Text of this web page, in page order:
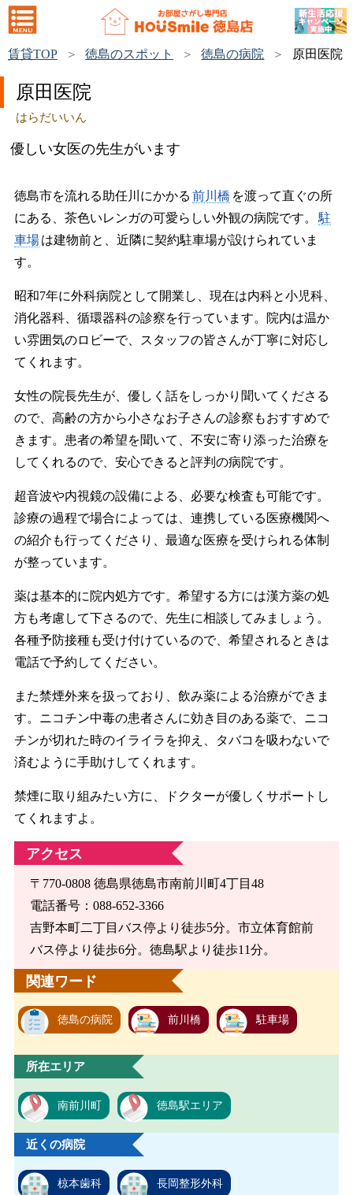
賃貸TOP 徳島のスポット 徳島の病院 原田医院
原田医院
はらだいいん
優しい女医の先生がいます
徳島市を流れる助任川にかかる 前川橋 を渡って直ぐの所
にある、茶色いレンガの可愛らしい外観の病院です。
駐
車場は建物前と、近隣に契約駐車場が設けられていま
す。
昭和7年に外科病院として開業し、現在は内科と小児科、
消化器科、循環器科の診察を行っています。院内は温か
い雰囲気のロビーで、スタッフの皆さんが丁寧に対応し
てくれます。
女性の院長先生が、優しく話をしっかり聞いてくださる
ので、高齢の方から小さなお子さんの診察もおすすめで
きます。患者の希望を聞いて、不安に寄り添った治療を
してくれるので、安心できると評判の病院です。
超音波や内視鏡の設備による、必要な検査も可能です。
診療の過程で場合によっては、連携している医療機関へ
の紹介も行ってくださり、最適な医療を受けられる体制
が整っています。
薬は基本的に院内処方です。希望する方には漢方薬の処
方も考慮して下さるので、先生に相談してみましょう。
各種予防接種も受け付けているので、希望されるときは
電話で予約してください。
また禁煙外来を扱っており、飲み薬による治療ができま
す。ニコチン中毒の患者さんに効き目のある薬で、ニコ
チンが切れた時のイライラを抑え、タバコを吸わないで
済むように手助けしてくれます。
禁煙に取り組みたい方に、ドクターが優しくサポートし
てくれますよ。
アクセス
〒770-0808 徳島県徳島市南前川町4丁目48
電話番号：088-652-3366
吉野本町二丁目バス停より徒歩5分。市立体育館前
バス停より徒歩6分。徳島駅より徒歩11分。
関連ワード
徳島の病院 前川橋 駐車場
所在エリア
南前川町 徳島駅エリア
近くの病院
椋本歯科 長岡整形外科